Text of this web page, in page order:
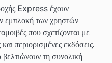
Express έχουν
εμπλοκή των χρηστών
που σχετίζονται με
περιορισμένες εκδόσεις.
βελτιώνουν τη συνολική